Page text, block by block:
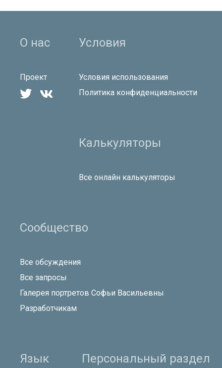
О нас
Проект
 
Условия
Условия использования
Политика конфиденциальности
Калькуляторы
Все онлайн калькуляторы
Сообщество
Все обсуждения
Все запросы
Галерея портретов Софьи Васильевны
Разработчикам
Язык Персональный раздел